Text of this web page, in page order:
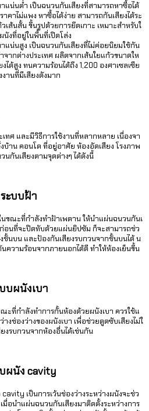
แน่นต่ำ เป็นฉนวนกันเสียงที่สามารถหาซื้อได้
าคาไม่แพง หาซื้อได้ง่าย สามารถกันเสียงได้ระ
ส้นสั้น ขึ้นรูปด้วยการยึดเกาะ เหมาะสำหรับใ
งที่อยู่ในพื้นที่เปิดโล่ง
แน่นสูง เป็นฉนวนกันเสียงที่ไม่ค่อยนิยมใช้กัน
จากต่างประเทศ ผลิตจากเส้นใยแก้วขนาดให
ด้สูง ทนความร้อนได้ถึง 1,200 องศาเซลเซีย
งานที่มีเสียงดังมาก
ทศ และมีวิธีการใช้งานที่หลากหลาย เนื่องจา
บ้าน คอนโด ที่อยู่อาศัย ห้องอัดเสียง โรงภาพ
กันเสียงตามจุดต่างๆ ได้ดังนี้
ระบบฝ้า
ขณะที่กำลังทำฝ้าเพดาน ให้นำแผ่นฉนวนกันเ
ก่อนที่จะปิดทับด้วยแผ่นยิปซัม ก็จะสามารถช่ว
ชั้นบน และป้องกันเสียงรบกวนจากชั้นบนได้ น
ความร้อนจากภายนอกได้ดี ทำให้ห้องเย็นขึ้น
บผนังเบา
ะที่กำลังทำการกั้นห้องด้วยผนังเบา ควรใช้แ
งช่องว่างของผนังเบา เพื่อช่วยดูดซับเสียงไม่ใ
งรบกวนจากห้องอื่นได้เช่นกัน
ผนัง cavity
เป็นการเว้นช่องว่างระหว่างผนังจะช่ว
มื่อนำแผ่นฉนวนกันเสียงมาติดตั้งระหว่างการ